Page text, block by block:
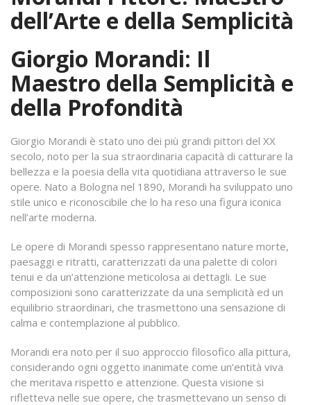
dell’Arte e della Semplicità
Giorgio Morandi: Il
Maestro della Semplicità e
della Profondità
Giorgio Morandi è stato uno dei più grandi pittori del XX
secolo, noto per la sua straordinaria capacità di catturare la
bellezza e la poesia della vita quotidiana attraverso le sue
opere. Nato a Bologna nel 1890, Morandi ha sviluppato uno
stile unico e riconoscibile che lo ha reso una figura iconica
nell’arte moderna.
Le opere di Morandi spesso rappresentano nature morte,
paesaggi e ritratti, caratterizzati da una palette di colori
tenui e da un’attenzione meticolosa ai dettagli. Le sue
composizioni sono caratterizzate da una semplicità ed un
equilibrio straordinari, che trasmettono una sensazione di
calma e contemplazione al pubblico.
Morandi era noto per il suo approccio filosofico alla pittura,
considerando ogni oggetto inanimate come un’entità viva
che meritava rispetto e attenzione. Questa visione si
rifletteva nelle sue opere, che trasmettevano un senso di